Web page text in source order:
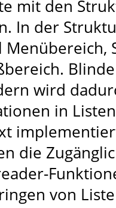
mit den
In der
Menübereich,
wird
in
die
von